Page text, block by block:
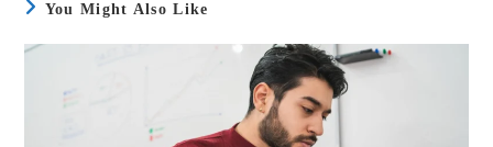
You Might Also Like